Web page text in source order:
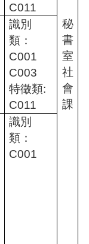
C011
識別
類：
C001
C003
特徵類:
C011
秘
書
室
社
會
課
識別
類：
C001